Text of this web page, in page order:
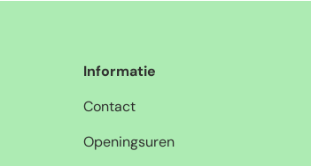
Informatie
Contact
Openingsuren